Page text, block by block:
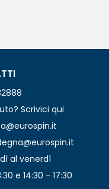
Scrivici qui
al venerdì
e 14:30 - 17:30